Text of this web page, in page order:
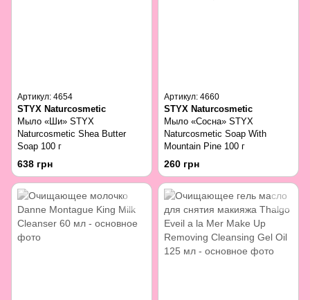
Артикул: 4654
STYX Naturcosmetic
Мыло «Ши» STYX
Naturcosmetic Shea Butter
Soap 100 г
638 грн
Артикул: 4660
STYX Naturcosmetic
Мыло «Сосна» STYX
Naturcosmetic Soap With
Mountain Pine 100 г
260 грн